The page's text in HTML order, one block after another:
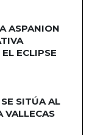
ASPANION
ECLIPSE
SITÚA AL
VALLECAS